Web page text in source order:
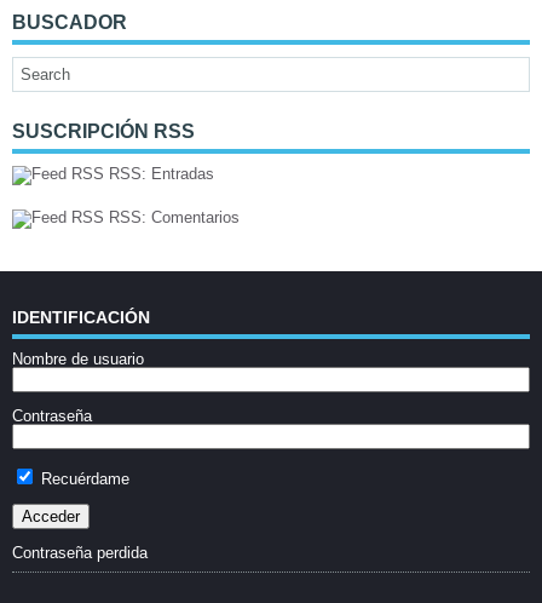
BUSCADOR
SUSCRIPCIÓN RSS
RSS: Entradas
RSS: Comentarios
IDENTIFICACIÓN
Nombre de usuario
Contraseña
Recuérdame
Contraseña perdida